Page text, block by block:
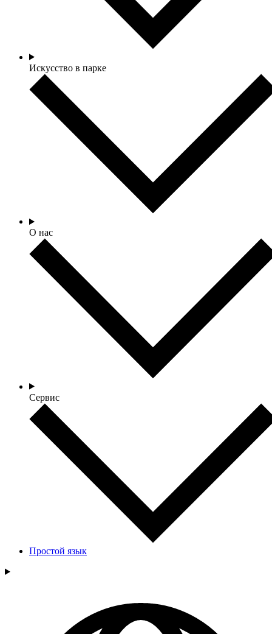
Искусство в парке
О нас
Сервис
Простой язык